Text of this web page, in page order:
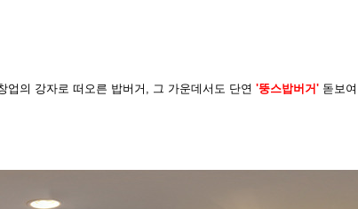
업의 강자로 떠오른 밥버거, 그 가운데서도 단연 '뚱스밥버거'돋보여